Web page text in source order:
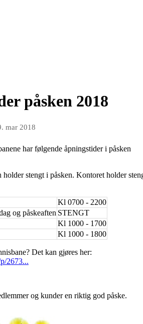
påsken 2018
mar 2018
har følgende åpningstider i påsken
holder stengt i påsken. Kontoret holder
Kl 0700 - 2200
og påskeaften STENGT
Kl 1000 - 1700
Kl 1000 - 1800
Det kan gjøres her:
2673...
og kunder en riktig god påske.